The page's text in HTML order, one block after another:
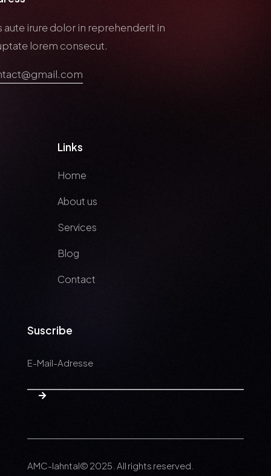
aute irure dolor in reprehenderit in
lorem consecut.
Links
Home
About us
Services
Blog
Contact
Suscribe
AMC-lahntal© 2025. All rights reserved.